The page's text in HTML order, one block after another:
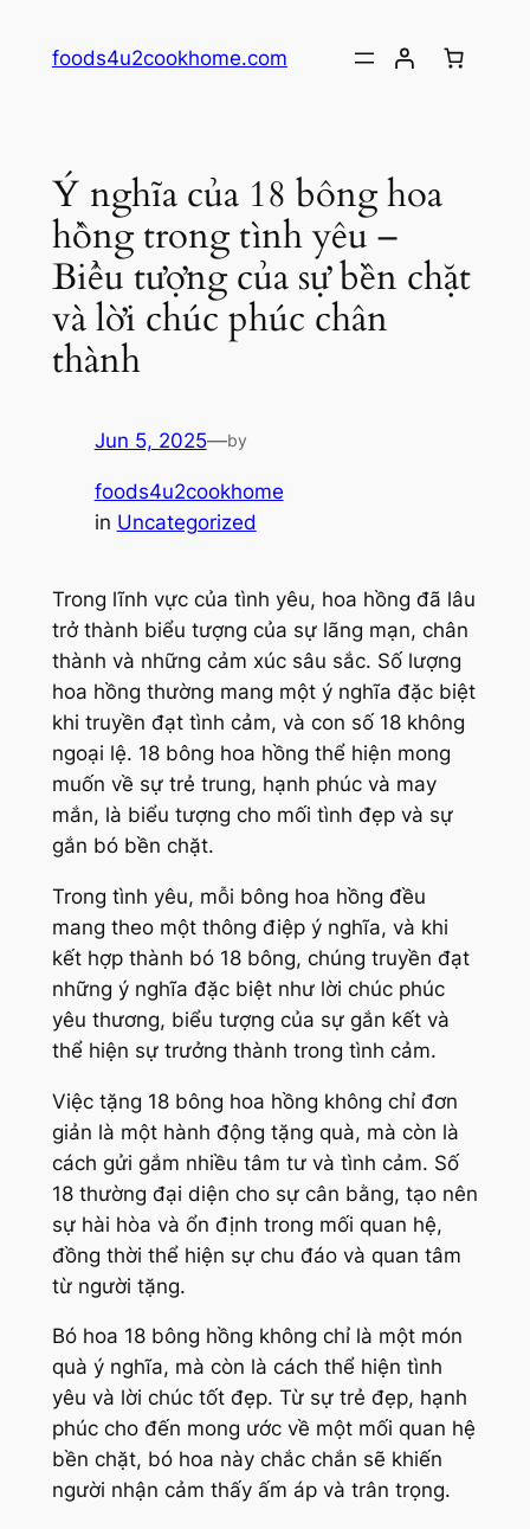
foods4u2cookhome.com
Ý nghĩa của 18 bông hoa
hồng trong tình yêu –
Biểu tượng của sự bền chặt
và lời chúc phúc chân
thành
Jun 5, 2025—by
foods4u2cookhome
in Uncategorized
Trong lĩnh vực của tình yêu, hoa hồng đã lâu
trở thành biểu tượng của sự lãng mạn, chân
thành và những cảm xúc sâu sắc. Số lượng
hoa hồng thường mang một ý nghĩa đặc biệt
khi truyền đạt tình cảm, và con số 18 không
ngoại lệ. 18 bông hoa hồng thể hiện mong
muốn về sự trẻ trung, hạnh phúc và may
mắn, là biểu tượng cho mối tình đẹp và sự
gắn bó bền chặt.
Trong tình yêu, mỗi bông hoa hồng đều
mang theo một thông điệp ý nghĩa, và khi
kết hợp thành bó 18 bông, chúng truyền đạt
những ý nghĩa đặc biệt như lời chúc phúc
yêu thương, biểu tượng của sự gắn kết và
thể hiện sự trưởng thành trong tình cảm.
Việc tặng 18 bông hoa hồng không chỉ đơn
giản là một hành động tặng quà, mà còn là
cách gửi gắm nhiều tâm tư và tình cảm. Số
18 thường đại diện cho sự cân bằng, tạo nên
sự hài hòa và ổn định trong mối quan hệ,
đồng thời thể hiện sự chu đáo và quan tâm
từ người tặng.
Bó hoa 18 bông hồng không chỉ là một món
quà ý nghĩa, mà còn là cách thể hiện tình
yêu và lời chúc tốt đẹp. Từ sự trẻ đẹp, hạnh
phúc cho đến mong ước về một mối quan hệ
bền chặt, bó hoa này chắc chắn sẽ khiến
người nhận cảm thấy ấm áp và trân trọng.